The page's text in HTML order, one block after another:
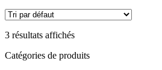
3 résultats affichés
Catégories de produits